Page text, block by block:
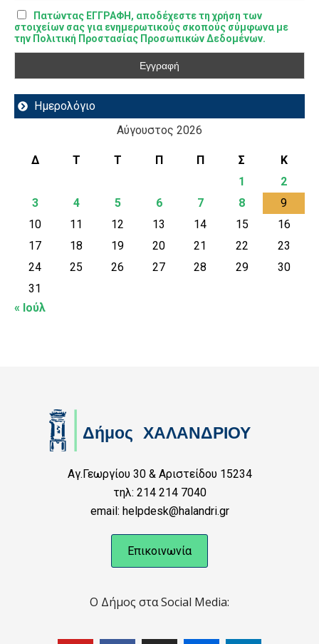
Πατώντας ΕΓΓΡΑΦΗ, αποδέχεστε τη χρήση των
στοιχείων σας για ενημερωτικούς σκοπούς σύμφωνα με
την Πολιτική Προστασίας Προσωπικών Δεδομένων.
Ημερολόγιο
Αύγουστος 2026
Δ Τ Τ Π Π Σ
Κ
1
2
3
4 5 6 7 8
9
10
11 12 13 14 15
16
17
18 19 20 21 22
23
24
25 26 27 28 29
30
31
« Ιούλ
Αγ.Γεωργίου 30 & Αριστείδου 15234
τηλ: 214 214 7040
email: helpdesk@halandri.gr
Επικοινωνία
Ο Δήμος στα Social Media: